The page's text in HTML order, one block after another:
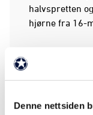
Denne nettsiden
halvspretten
hjørne fra 16-
Dominansen
Elias Sandrød